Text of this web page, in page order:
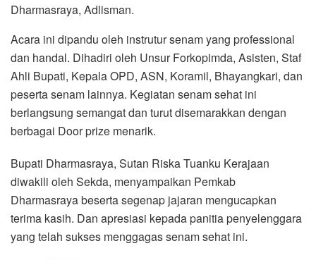
Dharmasraya, Adlisman.
Acara ini dipandu oleh instrutur senam yang professional
dan handal. Dihadiri oleh Unsur Forkopimda, Asisten, Staf
Ahli Bupati, Kepala OPD, ASN, Koramil, Bhayangkari, dan
peserta senam lainnya. Kegiatan senam sehat ini
berlangsung semangat dan turut disemarakkan dengan
berbagai Door prize menarik.
Bupati Dharmasraya, Sutan Riska Tuanku Kerajaan
diwakili oleh Sekda, menyampaikan Pemkab
Dharmasraya beserta segenap jajaran mengucapkan
terima kasih. Dan apresiasi kepada panitia penyelenggara
yang telah sukses menggagas senam sehat ini.